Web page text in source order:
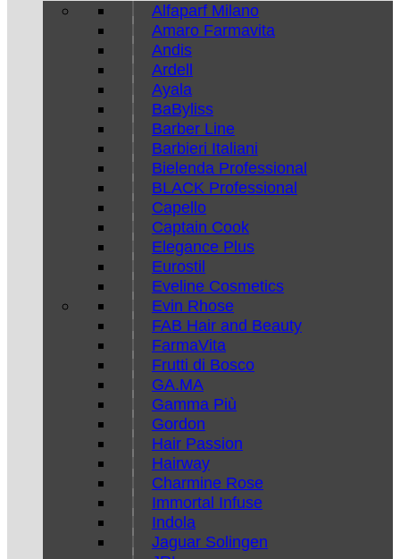
Alfaparf Milano
Amaro Farmavita
Andis
Ardell
Ayala
BaByliss
Barber Line
Barbieri Italiani
Bielenda Professional
BLACK Professional
Capello
Captain Cook
Elegance Plus
Eurostil
Eveline Cosmetics
Evin Rhose
FAB Hair and Beauty
FarmaVita
Frutti di Bosco
GA.MA
Gamma Più
Gordon
Hair Passion
Hairway
Charmine Rose
Immortal Infuse
Indola
Jaguar Solingen